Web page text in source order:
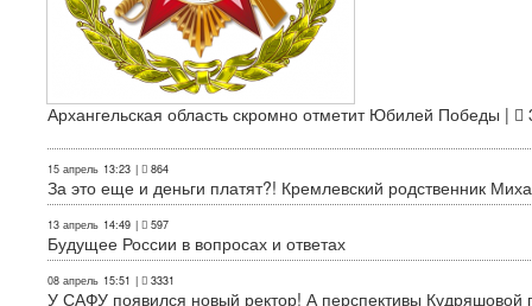
Архангельская область скромно отметит Юбилей Победы |
15 апрель 13:23 | 864
За это еще и деньги платят?! Кремлевский родственник
13 апрель 14:49 | 597
Будущее России в вопросах и ответах
08 апрель 15:51 | 3331
У САФУ появился новый ректор! А перспективы Кудряшовой